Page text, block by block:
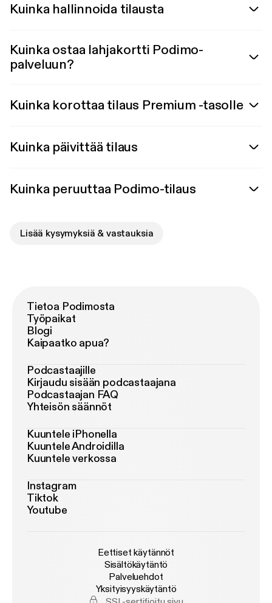
Kuinka hallinnoida tilausta
Kuinka ostaa lahjakortti Podimo-
palveluun?
Kuinka korottaa tilaus Premium -tasolle
Kuinka päivittää tilaus
Kuinka peruuttaa Podimo-tilaus
Lisää kysymyksiä & vastauksia
Tietoa Podimosta
Työpaikat
Blogi
Kaipaatko apua?
Podcastaajille
Kirjaudu sisään podcastaajana
Podcastaajan FAQ
Yhteisön säännöt
Kuuntele iPhonella
Kuuntele Androidilla
Kuuntele verkossa
Instagram
Tiktok
Youtube
Eettiset käytännöt
Sisältökäytäntö
Palveluehdot
Yksityisyyskäytäntö